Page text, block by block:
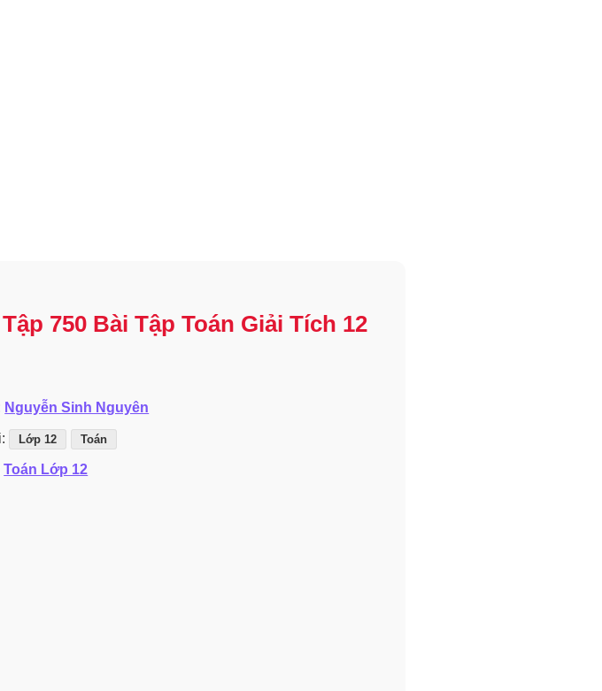
750 Bài Tập Toán Giải Tích 12
Nguyễn Sinh Nguyên
Lớp 12 Toán
Toán Lớp 12